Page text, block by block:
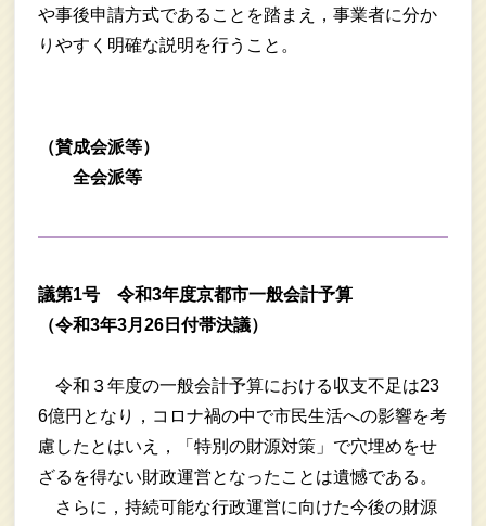
や事後申請方式であることを踏まえ，事業者に分か
りやすく明確な説明を行うこと。
（賛成会派等）
全会派等
議第1号 令和3年度京都市一般会計予算
（令和3年3月26日付帯決議）
令和３年度の一般会計予算における収支不足は23
6億円となり，コロナ禍の中で市民生活への影響を考
慮したとはいえ，「特別の財源対策」で穴埋めをせ
ざるを得ない財政運営となったことは遺憾である。
さらに，持続可能な行政運営に向けた今後の財源